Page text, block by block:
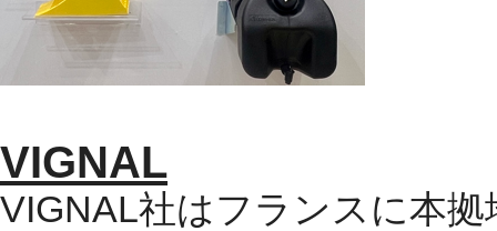
VIGNAL
VIGNAL社はフランスに本